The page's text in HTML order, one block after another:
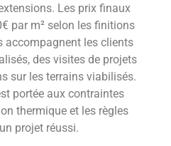
Les prix finaux
par m² selon les finitions
accompagnent les clients
des visites de projets
sur les terrains viabilisés.
portée aux contraintes
thermique et les règles
projet réussi.